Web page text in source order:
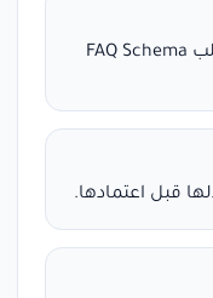
الكود يقرأ رابط المنتج الحالي ويطلب FAQ Schema
قبل اعتمادها.